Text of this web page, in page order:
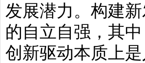
发展潜力。构建
的自立自强，其
创新驱动本质上